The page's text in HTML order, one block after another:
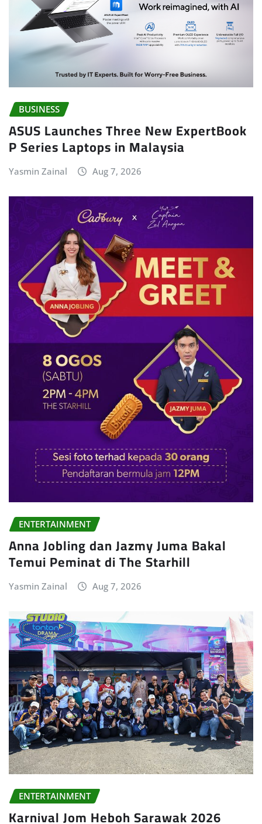
BUSINESS
ASUS Launches Three New ExpertBook
P Series Laptops in Malaysia
Yasmin Zainal Aug 7, 2026
ENTERTAINMENT
Anna Jobling dan Jazmy Juma Bakal
Temui Peminat di The Starhill
Yasmin Zainal Aug 7, 2026
ENTERTAINMENT
Karnival Jom Heboh Sarawak 2026